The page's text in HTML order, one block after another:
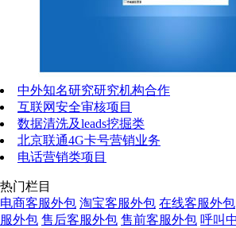
中外知名研究研究机构合作
互联网安全审核项目
数据清洗及leads挖掘类
北京联通4G卡号营销业务
电话营销类项目
热门栏目
电商客服外包 淘宝客服外包 在线客服外包
服外包 售后客服外包 售前客服外包 呼叫